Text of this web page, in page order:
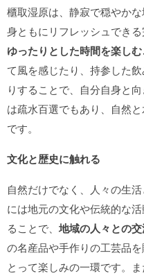
櫃取湿原は、静寂で穏やか
身ともにリフレッシュでき
ゆったりとした時間を楽しむ
て風を感じたり、持参した
りすることで、自分自身と
は疏水百選でもあり、自然
です。
文化と歴史に触れる
自然だけでなく、人々の生
には地元の文化や伝統的な
ることで、 地域の人々との交
の名産品や手作りの工芸品
とって楽しみの一環です。